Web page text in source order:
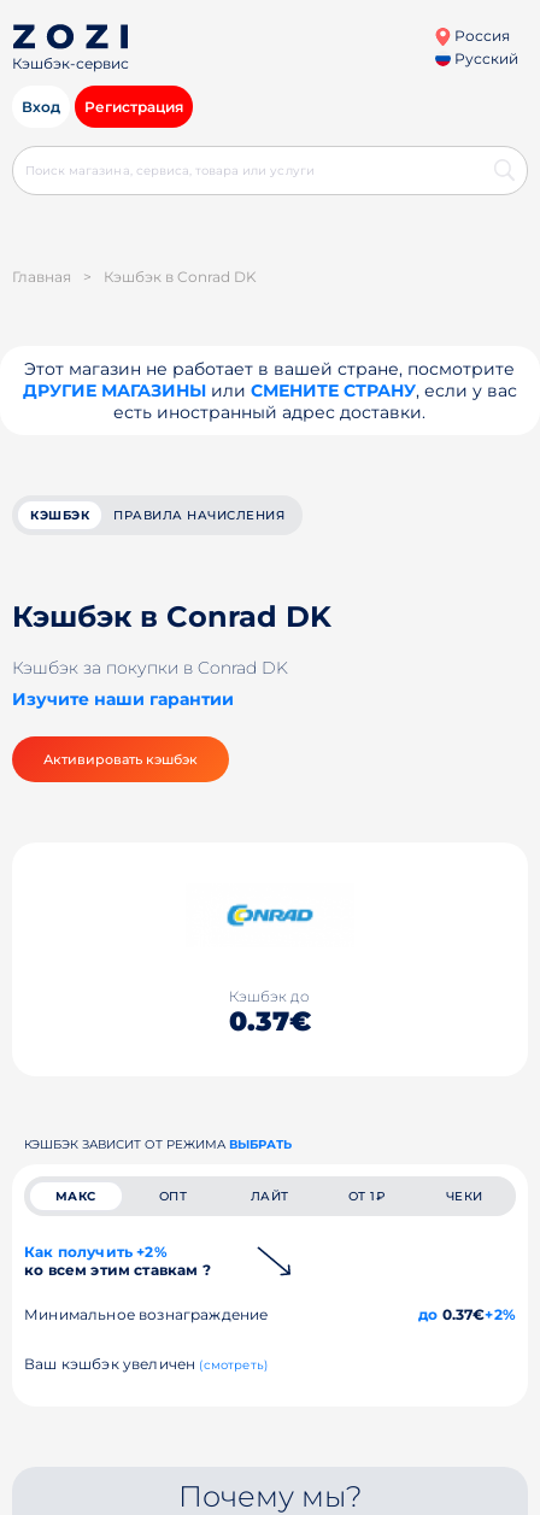
Кэшбэк-сервис
Россия
Русский
Вход Регистрация
Главная > Кэшбэк в Conrad DK
Этот магазин не работает в вашей стране, посмотрите
ДРУГИЕ МАГАЗИНЫили СМЕНИТЕ СТРАНУ, если у вас
есть иностранный адрес доставки.
КЭШБЭК ПРАВИЛА НАЧИСЛЕНИЯ
Кэшбэк в Conrad DK
Кэшбэк за покупки в Conrad DK
Изучите наши гарантии
Активировать кэшбэк
Кэшбэк до
0.37€
КЭШБЭК ЗАВИСИТ ОТ РЕЖИМА ВЫБРАТЬ
МАКС ОПТ ЛАЙТ ОТ 1₽ ЧЕКИ
Как получить +2%
ко всем этим ставкам ?
Минимальное вознаграждение до 0.37€+2%
Ваш кэшбэк увеличен (смотреть)
Почему мы?